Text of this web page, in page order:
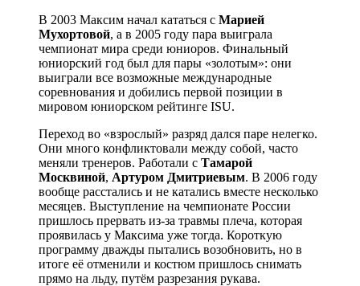
В 2003 Максим начал кататься с Марией
Мухортовой, а в 2005 году пара выиграла
чемпионат мира среди юниоров. Финальный
юниорский год был для пары «золотым»: они
выиграли все возможные международные
соревнования и добились первой позиции в
мировом юниорском рейтинге ISU.
Переход во «взрослый» разряд дался паре нелегко.
Они много конфликтовали между собой, часто
меняли тренеров. Работали с Тамарой
Москвиной, Артуром Дмитриевым. В 2006 году
вообще расстались и не катались вместе несколько
месяцев. Выступление на чемпионате России
пришлось прервать из-за травмы плеча, которая
проявилась у Максима уже тогда. Короткую
программу дважды пытались возобновить, но в
итоге её отменили и костюм пришлось снимать
прямо на льду, путём разрезания рукава.